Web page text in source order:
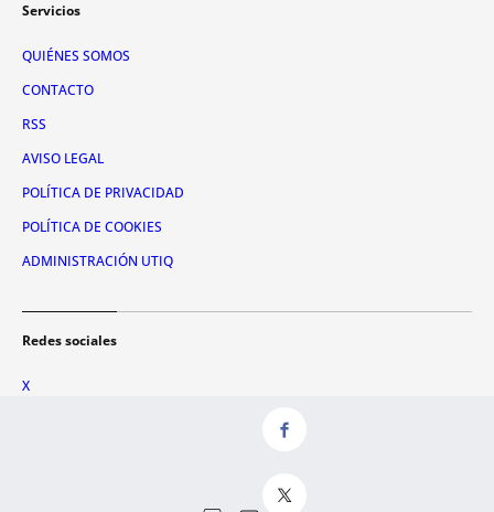
Servicios
QUIÉNES SOMOS
CONTACTO
RSS
AVISO LEGAL
POLÍTICA DE PRIVACIDAD
POLÍTICA DE COOKIES
ADMINISTRACIÓN UTIQ
Redes sociales
X